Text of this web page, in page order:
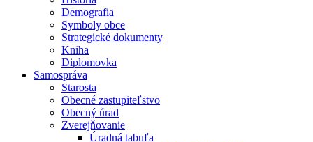
Demografia
Symboly obce
Strategické dokumenty
Kniha
Diplomovka
Samospráva
Starosta
Obecné zastupiteľstvo
Obecný úrad
Zverejňovanie
Úradná tabuľa